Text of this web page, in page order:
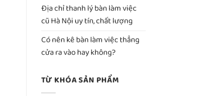
Địa chỉ thanh lý bàn làm việc
cũ Hà Nội uy tín, chất lượng
Có nên kê bàn làm việc thẳng
cửa ra vào hay không?
TỪ KHÓA SẢN PHẨM